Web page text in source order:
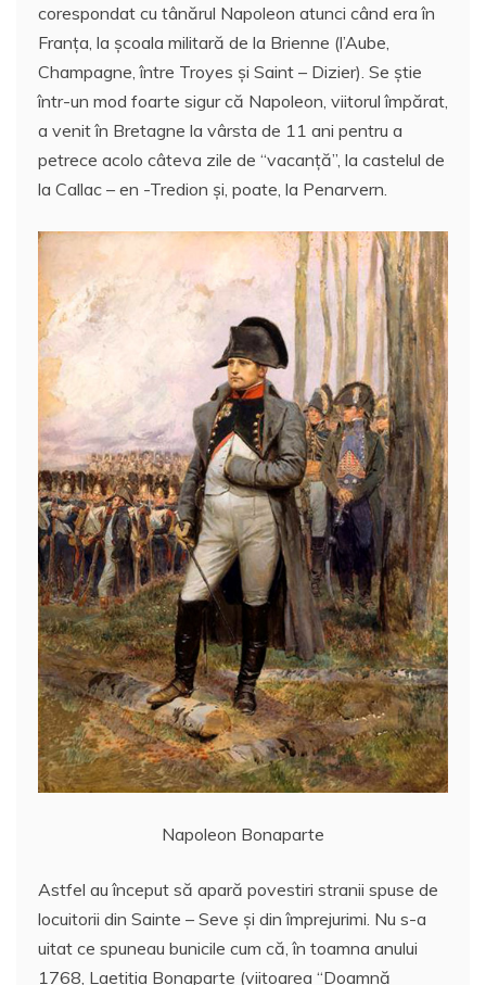
corespondat cu tânărul Napoleon atunci când era în
Franţa, la şcoala militară de la Brienne (l’Aube,
Champagne, între Troyes şi Saint – Dizier). Se ştie
într-un mod foarte sigur că Napoleon, viitorul împărat,
a venit în Bretagne la vârsta de 11 ani pentru a
petrece acolo câteva zile de “vacanţă”, la castelul de
la Callac – en -Tredion şi, poate, la Penarvern.
Napoleon Bonaparte
Astfel au început să apară povestiri stranii spuse de
locuitorii din Sainte – Seve şi din împrejurimi. Nu s-a
uitat ce spuneau bunicile cum că, în toamna anului
1768, Laetiţia Bonaparte (viitoarea “Doamnă